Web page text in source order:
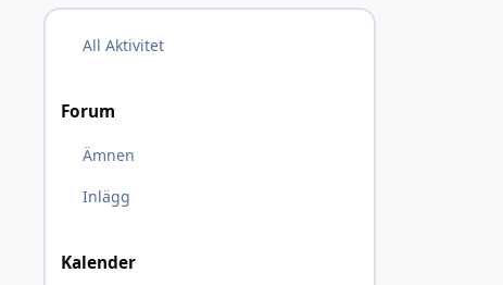
All Aktivitet
Forum
Ämnen
Inlägg
Kalender